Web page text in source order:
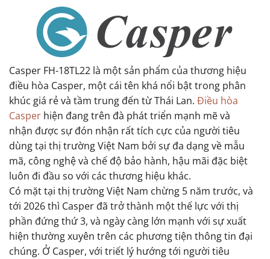
Casper FH-18TL22 là một sản phẩm của thương hiệu
điều hòa Casper, một cái tên khá nổi bật trong phân
khúc giá rẻ và tầm trung đến từ Thái Lan. Điều hòa
Casper hiện đang trên đà phát triển mạnh mẽ và
nhận được sự đón nhận rất tích cực của người tiêu
dùng tại thị trường Việt Nam bởi sự đa dạng về mẫu
mã, công nghệ và chế độ bảo hành, hậu mãi đặc biệt
luôn đi đầu so với các thương hiệu khác.
Có mặt tại thị trường Việt Nam chừng 5 năm trước, và
tới 2026 thì Casper đã trở thành một thế lực với thị
phần đứng thứ 3, và ngày càng lớn mạnh với sự xuất
hiện thường xuyên trên các phương tiện thông tin đại
chúng. Ở Casper, với triết lý hướng tới người tiêu